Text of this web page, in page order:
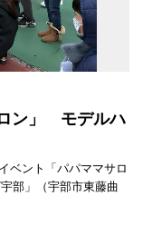
ン」 モデルハ
ベント「パパママサロ
部」（宇部市東藤曲